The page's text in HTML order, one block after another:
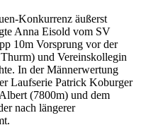
Konkurrenz äußerst
Anna Eisold vom SV
10m Vorsprung vor der
und Vereinskollegin
In der Männerwertung
Laufserie Patrick Koburger
(7800m) und dem
nach längerer